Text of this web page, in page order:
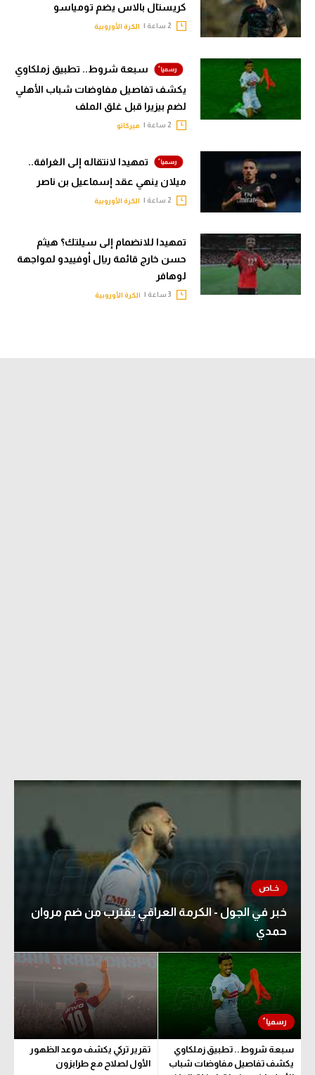
كريستال بالاس يضم تومياسو
الكرة الأوروبية
سبعة شروط.. تطبيق زملكاوي
يكشف تفاصيل مفاوضات شباب الأهلي
لضم بيزيرا قبل غلق الملف
ميركاتو
تمهيدا لانتقاله إلى الغرافة..
ميلان ينهي عقد إسماعيل بن ناصر
الكرة الأوروبية
تمهيدا للانضمام إلى سيلتك؟ هيثم
حسن خارج قائمة ريال أوفييدو لمواجهة
لوهافر
الكرة الأوروبية
خبر في الجول - الكرمة العراقي يقترب من ضم مروان
حمدي
سبعة شروط.. تطبيق زملكاوي
يكشف تفاصيل مفاوضات شباب
تقرير تركي يكشف موعد الظهور
الأول لصلاح مع طرابزون